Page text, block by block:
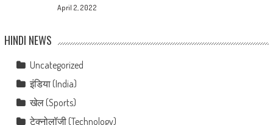
April 2, 2022
HINDI NEWS
Uncategorized
इंडिया (India)
खेल (Sports)
टेक्नोलॉजी (Technology)